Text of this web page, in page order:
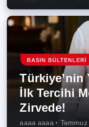
BASIN BÜLTENLERI
Türkiye’nin
İlk Tercihi
Zirvede!
aaaa aaaa